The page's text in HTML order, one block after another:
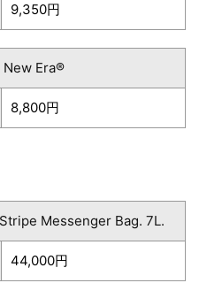
9,350円
Era®
8,800円
Messenger Bag. 7L.
44,000円